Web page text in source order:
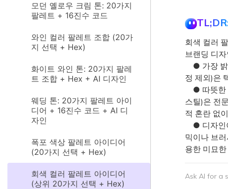
모던 옐로우 크림 톤: 20가지
팔레트 + 16진수 코드
와인 컬러 팔레트 조합 (20가
지 선택 + Hex)
화이트 와인 톤: 20가지 팔레
트 조합 + Hex + AI 디자인
웨딩 톤: 20가지 팔레트 아이
디어 + 16진수 코드 + AI 디
자인
폭포 색상 팔레트 아이디어
(20가지 선택 + Hex)
회색 컬러 팔레트 아이디어
(상위 20가지 선택 + Hex)
회색 컬러
브랜딩 디
● 가장 밝
정 제외)은
● 따뜻한
스틸)은 전
적 혼란 없
● 디자인
믹이나 브
용한 미묘
Ask AI for a